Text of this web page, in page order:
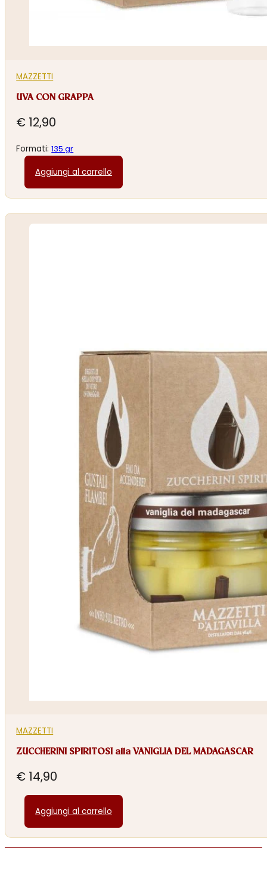
MAZZETTI
UVA CON GRAPPA
€ 12,90
Formati:135 gr
Aggiungi al carrello
MAZZETTI
ZUCCHERINI SPIRITOSI alla VANIGLIA DEL MADAGASCAR
€ 14,90
Aggiungi al carrello